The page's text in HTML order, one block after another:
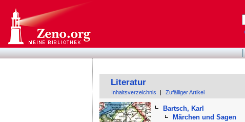
Literatur
Inhaltsverzeichnis Zufälliger Artikel
Bartsch, Karl
Märchen und Sagen